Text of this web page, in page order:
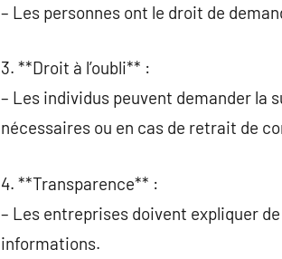
– Les personnes ont le droit de
3. **Droit à l’oubli** :
– Les individus peuvent demander la
nécessaires ou en cas de retrait de
4. **Transparence** :
– Les entreprises doivent expliquer
informations.